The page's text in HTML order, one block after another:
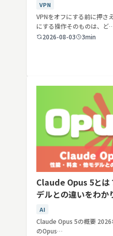
VPN
VPNをオフにする前に押さ
にする操作そのものは、ど
2026-08-03
3min
Claude Opus 5とは
デルとの違いをわか
AI
Claude Opus 5の概要
のOpus…